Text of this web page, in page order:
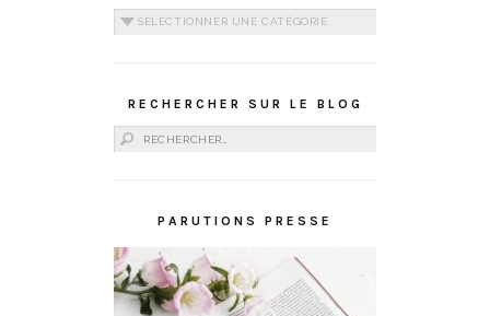
Catégories
RECHERCHER SUR LE BLOG
Rechercher :
PARUTIONS PRESSE